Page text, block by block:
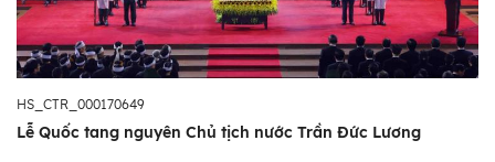
HS_CTR_000170649
Lễ Quốc tang nguyên Chủ tịch nước Trần Đức Lương